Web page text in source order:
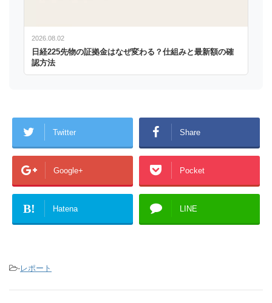
2026.08.02
日経225先物の証拠金はなぜ変わる？仕組みと最新額の確
認方法
Twitter Share
Google+ Pocket
B! Hatena LINE
-レポート